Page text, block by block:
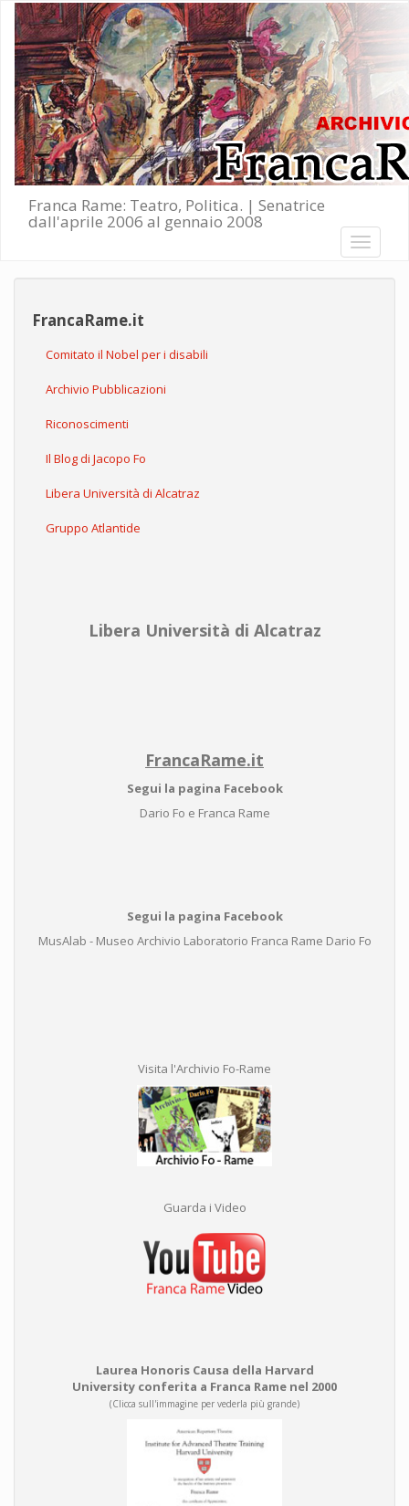
Salta al contenuto principale
Franca Rame: Teatro, Politica. | Senatrice
dall'aprile 2006 al gennaio 2008
Toggle
FrancaRame.it
Comitato il Nobel per i disabili
Archivio Pubblicazioni
Riconoscimenti
Il Blog di Jacopo Fo
Libera Università di Alcatraz
Gruppo Atlantide
Libera Università di Alcatraz
FrancaRame.it
Segui la pagina Facebook
Dario Fo e Franca Rame
Segui la pagina Facebook
MusAlab - Museo Archivio Laboratorio Franca Rame Dario Fo
Visita l'Archivio Fo-Rame
Guarda i Video
Laurea Honoris Causa della Harvard
University conferita a Franca Rame nel 2000
(Clicca sull'immagine per vederla più grande)